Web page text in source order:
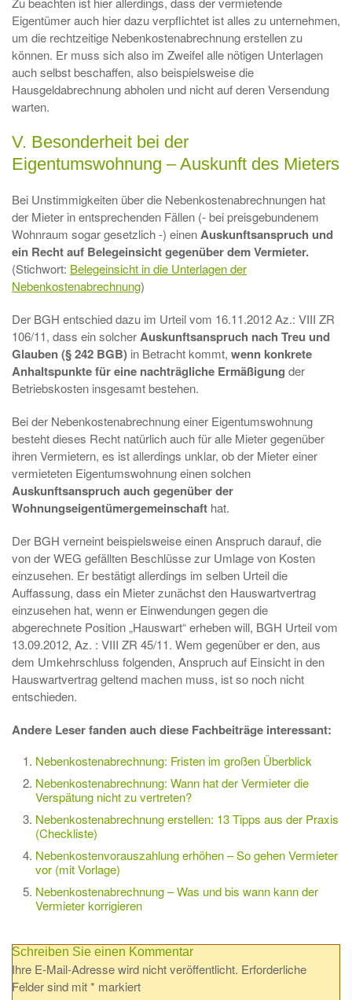
Eigentümer auch hier dazu verpflichtet ist alles zu unternehmen,
um die rechtzeitige Nebenkostenabrechnung erstellen zu
können. Er muss sich also im Zweifel alle nötigen Unterlagen
auch selbst beschaffen, also beispielsweise die
Hausgeldabrechnung abholen und nicht auf deren Versendung
warten.
V. Besonderheit bei der
Eigentumswohnung – Auskunft des Mieters
Bei Unstimmigkeiten über die Nebenkostenabrechnungen hat
der Mieter in entsprechenden Fällen (- bei preisgebundenem
Wohnraum sogar gesetzlich -) einenAuskunftsanspruch und
ein Recht auf Belegeinsicht gegenüber dem Vermieter.
(Stichwort: Belegeinsicht in die Unterlagen der
Nebenkostenabrechnung)
Der BGH entschied dazu im Urteil vom 16.11.2012 Az.: VIII ZR
106/11, dass ein solcherAuskunftsanspruch nach Treu und
Glauben (§ 242 BGB) in Betracht kommt, wenn konkrete
Anhaltspunkte für eine nachträgliche Ermäßigung der
Betriebskosten insgesamt bestehen.
Bei der Nebenkostenabrechnung einer Eigentumswohnung
besteht dieses Recht natürlich auch für alle Mieter gegenüber
ihren Vermietern, es ist allerdings unklar, ob der Mieter einer
vermieteten Eigentumswohnung einen solchen
Auskunftsanspruch auch gegenüber der
Wohnungseigentümergemeinschaft hat.
Der BGH verneint beispielsweise einen Anspruch darauf, die
von der WEG gefällten Beschlüsse zur Umlage von Kosten
einzusehen. Er bestätigt allerdings im selben Urteil die
Auffassung, dass ein Mieter zunächst den Hauswartvertrag
einzusehen hat, wenn er Einwendungen gegen die
abgerechnete Position „Hauswart“ erheben will, BGH Urteil vom
13.09.2012, Az. : VIII ZR 45/11. Wem gegenüber er den, aus
dem Umkehrschluss folgenden, Anspruch auf Einsicht in den
Hauswartvertrag geltend machen muss, ist so noch nicht
entschieden.
Andere Leser fanden auch diese Fachbeiträge interessant:
Nebenkostenabrechnung: Fristen im großen Überblick
Nebenkostenabrechnung: Wann hat der Vermieter die
Verspätung nicht zu vertreten?
Nebenkostenabrechnung erstellen: 13 Tipps aus der Praxis
(Checkliste)
Nebenkostenvorauszahlung erhöhen – So gehen Vermieter
vor (mit Vorlage)
Nebenkostenabrechnung – Was und bis wann kann der
Vermieter korrigieren
Schreiben Sie einen Kommentar
Ihre E-Mail-Adresse wird nicht veröffentlicht. Erforderliche
Felder sind mit* markiert